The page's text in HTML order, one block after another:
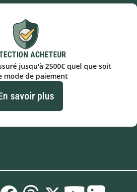
ACHETEUR
jusqu'à 2500€ quel que soit
mode de paiement
savoir plus